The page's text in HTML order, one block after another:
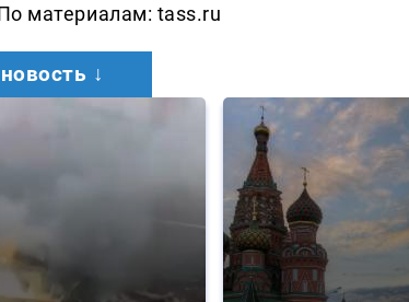
материалам: tass.ru
↓